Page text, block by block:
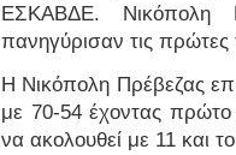
ΕΣΚΑΒΔΕ. Νικόπολη
πανηγύρισαν τις πρώτες
Η Νικόπολη Πρέβεζας
με 70-54 έχοντας
να ακολουθεί με 11 και